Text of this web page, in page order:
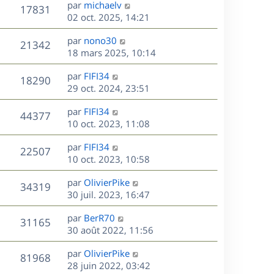
s
n
i
e
r
m
e
s
s
a
g
e
17831
u
e
s
D
e
r
n
i
e
r
m
e
s
s
a
g
e
par michaelv
02 oct. 2025, 14:21
21342V
u
s
D
e
r
n
i
e
r
m
e
s
s
a
g
e
par nono30
18 mars 2025, 10:14
18290V
u
s
D
e
r
n
i
e
r
m
e
s
s
a
g
e
par FIFI34
29 oct. 2024, 23:51
44377V
u
s
D
e
r
n
i
e
r
m
e
s
s
a
g
e
par FIFI34
10 oct. 2023, 11:08
22507V
u
D
e
r
n
i
e
r
m
e
s
s
par FIFI34
10 oct. 2023, 10:58
34319V
u
s
D
e
r
n
i
e
r
m
par OlivierPike
30 juil. 2023, 16:47
31165V
u
e
D
e
r
n
i
par BerR70
30 août 2022, 11:56
81968V
D
e
par OlivierPike
28 juin 2022, 03:42